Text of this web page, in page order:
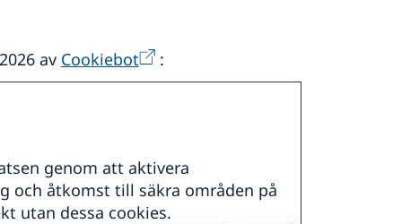
av Cookiebot :
genom att aktivera
och åtkomst till säkra områden på
utan dessa cookies.